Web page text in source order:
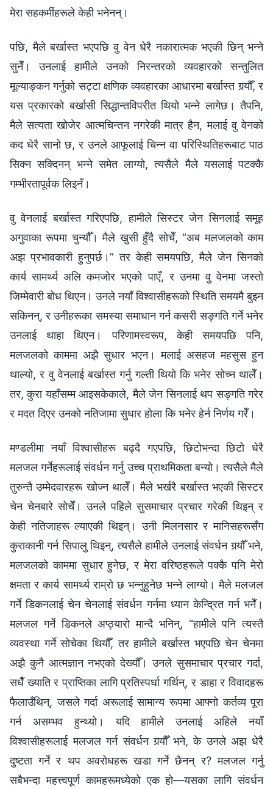
मेरा सहकर्मीहरूले केही भनेनन्।
पछि, मैले बर्खास्त भएपछि वु वेन धेरै नकारात्मक भएकी छिन् भन्ने
सुनेँ। उनलाई हामीले उनको निरन्तरको व्यवहारको सन्तुलित
मूल्याङ्कन गर्नुको सट्टा क्षणिक व्यवहारका आधारमा बर्खास्त गर्‍यौँ, र
यस प्रकारको बर्खासी सिद्धान्तविपरीत थियो भन्ने लागेछ। तैपनि,
मैले सत्यता खोजेर आत्मचिन्तन नगरेकी मात्र हैन, मलाई वु वेनको
कद धेरै सानो छ, र उनले आफूलाई चिन्न वा परिस्थितिहरूबाट पाठ
सिक्न सक्दिनन् भन्ने समेत लाग्यो, त्यसैले मैले यसलाई पटक्कै
गम्भीरतापूर्वक लिइनँ।
वु वेनलाई बर्खास्त गरिएपछि, हामीले सिस्टर जेन सिनलाई समूह
अगुवाका रूपमा चुन्यौँ। मैले खुसी हुँदै सोचेँ, “अब मलजलको काम
अझ प्रभावकारी हुनुपर्छ।” तर केही समयपछि, मैले जेन सिनको
कार्य सामर्थ्य अलि कमजोर भएको पाएँ, र उनमा वु वेनमा जस्तो
जिम्मेवारी बोध थिएन। उनले नयाँ विश्वासीहरूको स्थिति समयमै बुझ्न
सकिनन्, र उनीहरूका समस्या समाधान गर्न कसरी सङ्गति गर्ने भनेर
उनलाई थाहा थिएन। परिणामस्वरूप, केही समयपछि पनि,
मलजलको काममा अझै सुधार भएन। मलाई असहज महसुस हुन
थाल्यो, र वु वेनलाई बर्खास्त गर्नु गल्ती थियो कि भनेर सोच्न थालेँ।
तर, कुरा यहाँसम्म आइसकेकाले, मैले जेन सिनलाई थप सङ्गति गरेर
र मदत दिएर उनको नतिजामा सुधार होला कि भनेर हेर्न निर्णय गरेँ।
मण्डलीमा नयाँ विश्वासीहरू बढ्दै गएपछि, छिटोभन्दा छिटो धेरै
मलजल गर्नेहरूलाई संवर्धन गर्नु उच्च प्राथमिकता बन्यो। त्यसैले मैले
तुरुन्तै उम्मेदवारहरू खोज्न थालेँ। मैले भर्खरै बर्खास्त भएकी सिस्टर
चेन चेनबारे सोचेँ। उनले पहिले सुसमाचार प्रचार गरेकी थिइन् र
केही नतिजाहरू ल्याएकी थिइन्। उनी मिलनसार र मानिसहरूसँग
कुराकानी गर्न सिपालु थिइन्, त्यसैले हामीले उनलाई संवर्धन गर्‍यौँ भने,
मलजलको काममा सुधार हुनेछ, र मेरा वरिष्ठहरूले पक्कै पनि मेरो
क्षमता र कार्य सामर्थ्य राम्रो छ भन्नुहुनेछ भन्ने लाग्यो। मैले मलजल
गर्ने डिकनलाई चेन चेनलाई संवर्धन गर्नमा ध्यान केन्द्रित गर्न भनेँ।
मलजल गर्ने डिकनले अप्ठ्यारो मान्दै भनिन्, “हामीले पनि त्यस्तै
व्यवस्था गर्ने सोचेका थियौँ, तर हामीले बर्खास्त भएपछि चेन चेनमा
अझै कुनै आत्मज्ञान नभएको देख्यौँ। उनले सुसमाचार प्रचार गर्दा,
सधैँ ख्याति र प्राप्तिका लागि प्रतिस्पर्धा गर्थिन्, र डाहा र विवादहरू
फैलाउँथिन्, जसले गर्दा अरूलाई सामान्य रूपमा आफ्नो कर्तव्य पूरा
गर्न असम्भव हुन्थ्यो। यदि हामीले उनलाई अहिले नयाँ
विश्वासीहरूलाई मलजल गर्न संवर्धन गर्‍यौँ भने, के उनले अझ धेरै
दुष्टता गर्ने र थप अवरोधहरू खडा गर्ने छैनन् र? मलजल गर्नु
सबैभन्दा महत्त्वपूर्ण कामहरूमध्येको एक हो—यसका लागि संवर्धन